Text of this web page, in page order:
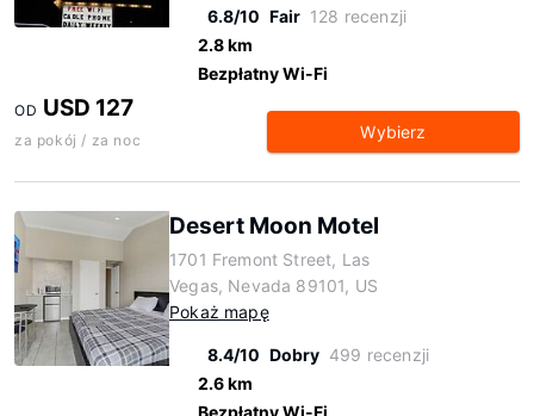
6.8/10 Fair 128 recenzji
2.8 km
Bezpłatny Wi-Fi
OD USD 127
za pokój / za noc Wybierz
Desert Moon Motel
1701 Fremont Street, Las
Vegas, Nevada 89101, US
Pokaż mapę
8.4/10 Dobry 499 recenzji
2.6 km
Bezpłatny Wi-Fi